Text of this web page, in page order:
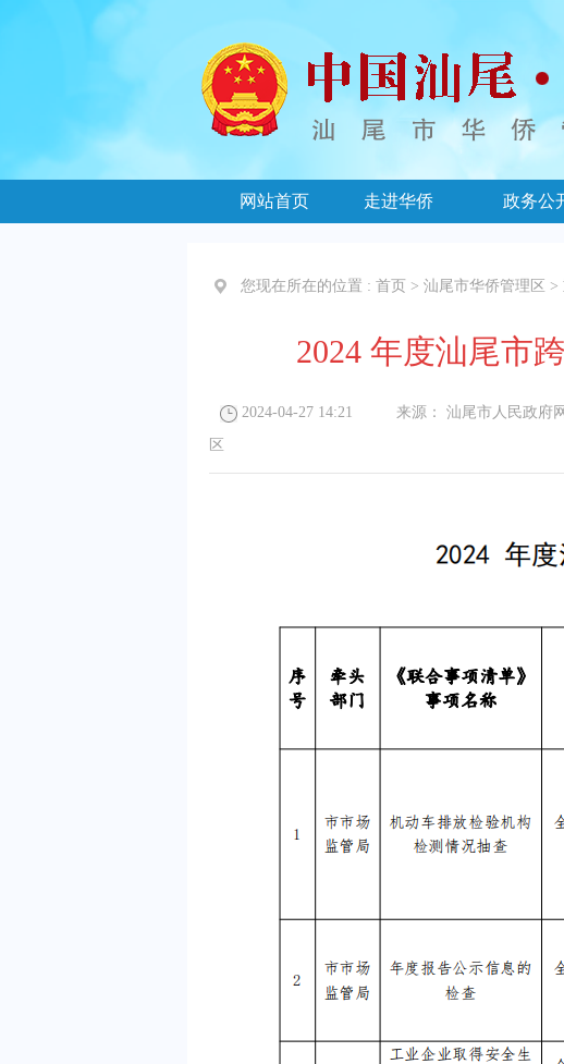
网站首页 走进华侨 政务公
您现在所在的位置 : 首页 > 汕尾市华侨管理区 >
2024 年度汕尾市
2024-04-27 14:21 来源： 汕尾市人民政府
区